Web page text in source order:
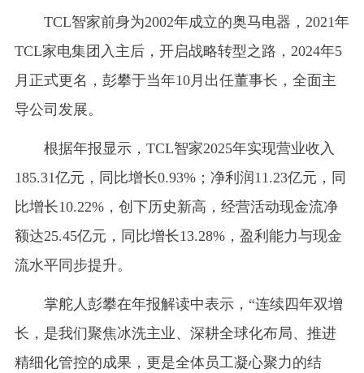
TCL智家前身为2002年成立的奥马电器，2021年
TCL家电集团入主后，开启战略转型之路，2024年5
月正式更名，彭攀于当年10月出任董事长，全面主
导公司发展。
根据年报显示，TCL智家2025年实现营业收入
185.31亿元，同比增长0.93%；净利润11.23亿元，同
比增长10.22%，创下历史新高，经营活动现金流净
额达25.45亿元，同比增长13.28%，盈利能力与现金
流水平同步提升。
掌舵人彭攀在年报解读中表示，“连续四年双增
长，是我们聚焦冰洗主业、深耕全球化布局、推进
精细化管控的成果，更是全体员工凝心聚力的结